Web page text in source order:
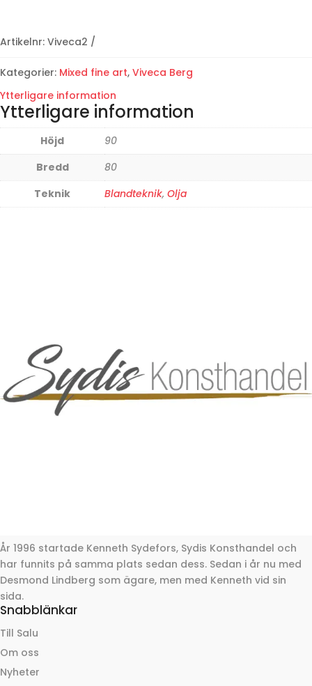
Artikelnr: Viveca2
Kategorier: Mixed fine art, Viveca Berg
Ytterligare information
Ytterligare information
Höjd
90
Bredd
80
Teknik
Blandteknik, Olja
År 1996 startade Kenneth Sydefors, Sydis Konsthandel och
har funnits på samma plats sedan dess. Sedan i år nu med
Desmond Lindberg som ägare, men med Kenneth vid sin
sida.
Snabblänkar
Till Salu
Om oss
Nyheter